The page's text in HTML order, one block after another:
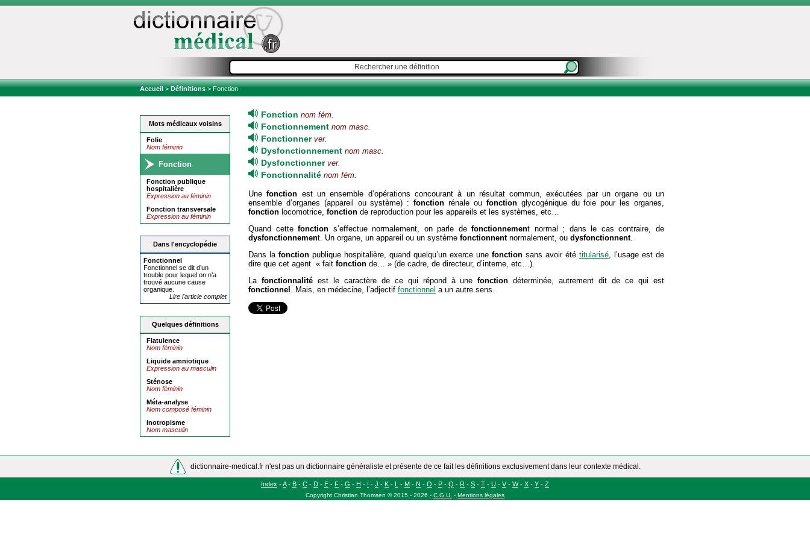
Accueil>Définitions> Fonction
Mots médicaux voisins
Folie
Nom féminin
Fonction
Fonction publique
hospitalière
Expression au féminin
Fonction transversale
Expression au féminin
Dans l'encyclopédie
Fonctionnel
Fonctionnel se dit d’un
trouble pour lequel on n’a
trouvé aucune cause
organique.
Lire l'article complet
Quelques définitions
Flatulence
Nom féminin
Liquide amniotique
Expression au masculin
Sténose
Nom féminin
Méta-analyse
Nom composé féminin
Inotropisme
Nom masculin
Fonction nom fém.
Fonctionnement nom masc.
Fonctionner ver.
Dysfonctionnement nom masc.
Dysfonctionner ver.
Fonctionnalité nom fém.
Unefonction est un ensemble d’opérations concourant à un résultat commun, exécutées par un organe ou un
ensemble d’organes (appareil ou système) :fonction rénale ou fonctionglycogénique du foie pour les organes,
fonction locomotrice, fonction de reproduction pour les appareils et les systèmes, etc…
Quand cettefonction s’effectue normalement, on parle defonctionnement normal ; dans le cas contraire, de
dysfonctionnement. Un organe, un appareil ou un système fonctionnentnormalement, ou dysfonctionnent.
Dans la fonction publique hospitalière, quand quelqu’un exerce une fonction sans avoir été titularisé, l’usage est de
dire que cet agent « fait fonction de… » (de cadre, de directeur, d’interne, etc…).
La fonctionnalitéest le caractère de ce qui répond à unefonction déterminée, autrement dit de ce qui est
fonctionnel . Mais, en médecine, l’adjectif fonctionnel a un autre sens.
dictionnaire-medical.fr n'est pas un dictionnaire généraliste et présente de ce fait les définitions exclusivement dans leur contexte médical.
Index -A- B - C - D - E - F - G - H - I - J - K - L - M - N - O - P - Q - R - S - T - U - V- W- X - Y - Z
Copyright Christian Thomsen ©2015 - 2026 - C.G.U. - Mentions légales